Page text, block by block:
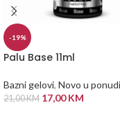
-19%
Palu Base 11ml
Bazni gelovi, Novo u ponudi
21,00KM 17,00KM